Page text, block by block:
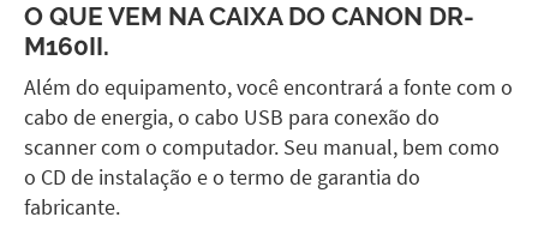
O QUE VEM NA CAIXA DO CANON DR-
M160II.
Além do equipamento, você encontrará a fonte com o
cabo de energia, o cabo USB para conexão do
scanner com o computador. Seu manual, bem como
o CD de instalação e o termo de garantia do
fabricante.